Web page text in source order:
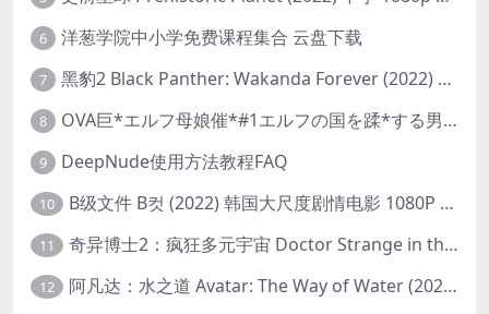
6 洋葱学院中小学免费课程集合 云盘下载
7 黑豹2 Black Panther: Wakanda Forever (2022) 高清版
8 OVA巨*エルフ母娘催*#1エルフの国を蹂*する男。汚された女王と姫
9 DeepNude使用方法教程FAQ
10 B级文件 B컷 (2022) 韩国大尺度剧情电影 1080P 中字
11 奇异博士2：疯狂多元宇宙 Doctor Strange in the Multiverse of Madness (2022) 高清版1080p
12 阿凡达：水之道 Avatar: The Way of Water (2022) 1080p 2k 4k 中文字幕